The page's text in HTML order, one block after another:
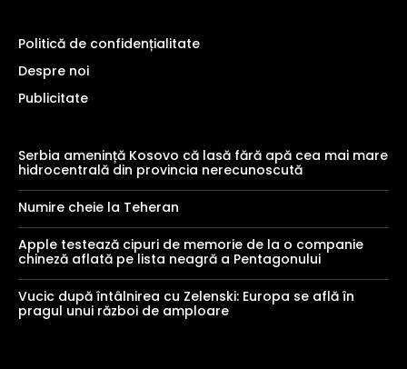
Politică de confidențialitate
Despre noi
Publicitate
Serbia amenință Kosovo că lasă fără apă cea mai mare
hidrocentrală din provincia nerecunoscută
Numire cheie la Teheran
Apple testează cipuri de memorie de la o companie
chineză aflată pe lista neagră a Pentagonului
Vucic după întâlnirea cu Zelenski: Europa se află în
pragul unui război de amploare